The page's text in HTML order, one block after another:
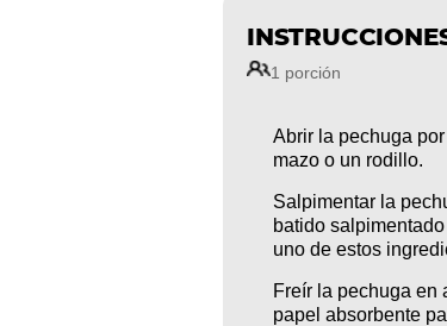
1 porción
Abrir la pechuga
mazo o un rodillo.
Salpimentar la
batido
uno de estos
Freír la pechuga en
papel absorbente